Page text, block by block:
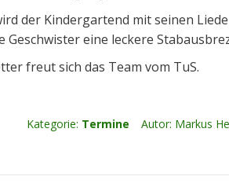
der Kindergartend mit seinen
eine leckere
freut sich das Team vom TuS.
Kategorie: Termine Autor: Markus